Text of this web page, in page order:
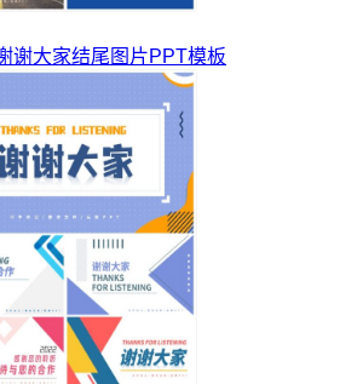
谢大家结尾图片PPT模板